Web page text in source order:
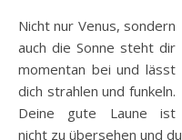
Nicht nur Venus, sondern
auch die Sonne steht dir
momentan bei und lässt
dich strahlen und funkeln.
Deine gute Laune ist
nicht zu übersehen und du